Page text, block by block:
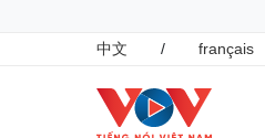
中文
/ français